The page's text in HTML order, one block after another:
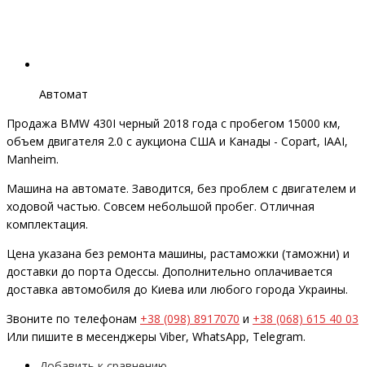
Автомат
Продажа BMW 430I черный 2018 года с пробегом 15000 км,
объем двигателя 2.0 с аукциона США и Канады - Copart, IAAI,
Manheim.
Машина на автомате. Заводится, без проблем с двигателем и
ходовой частью. Совсем небольшой пробег. Отличная
комплектация.
Цена указана без ремонта машины, растаможки (таможни) и
доставки до порта Одессы. Дополнительно оплачивается
доставка автомобиля до Киева или любого города Украины.
Звоните по телефонам +38 (098) 8917070 и +38 (068) 615 40 03
Или пишите в месенджеры Viber, WhatsApp, Telegram.